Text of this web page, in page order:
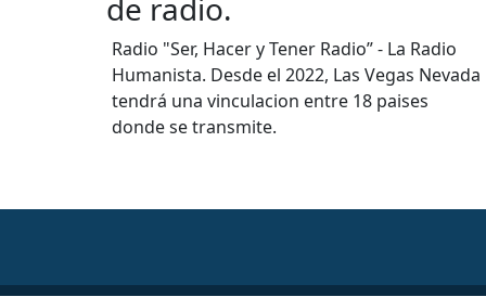
Comunicador y líder competente de
toastmaster internacional.
liderazgo y oratoria. Ayuda a
diversos orígenes a convertirse en
comunicadores y oradores más